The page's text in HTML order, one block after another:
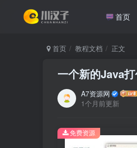
首页
首页 教程文档 正文
一个新的Java
A7资源网
1个月前更新
免费资源